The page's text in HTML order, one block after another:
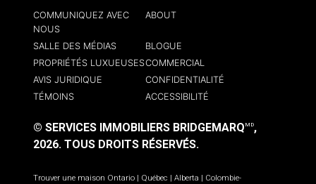
COMMUNIQUEZ AVEC
NOUS
ABOUT
SALLE DES MÉDIAS
BLOGUE
PROPRIÉTÉS LUXUEUSESCOMMERCIAL
AVIS JURIDIQUE
CONFIDENTIALITÉ
TÉMOINS
ACCESSIBILITÉ
© SERVICES IMMOBILIERS BRIDGEMARQ MD,
2026. TOUS DROITS RÉSERVÉS.
Trouver une maison Ontario Québec Alberta
Colombie-